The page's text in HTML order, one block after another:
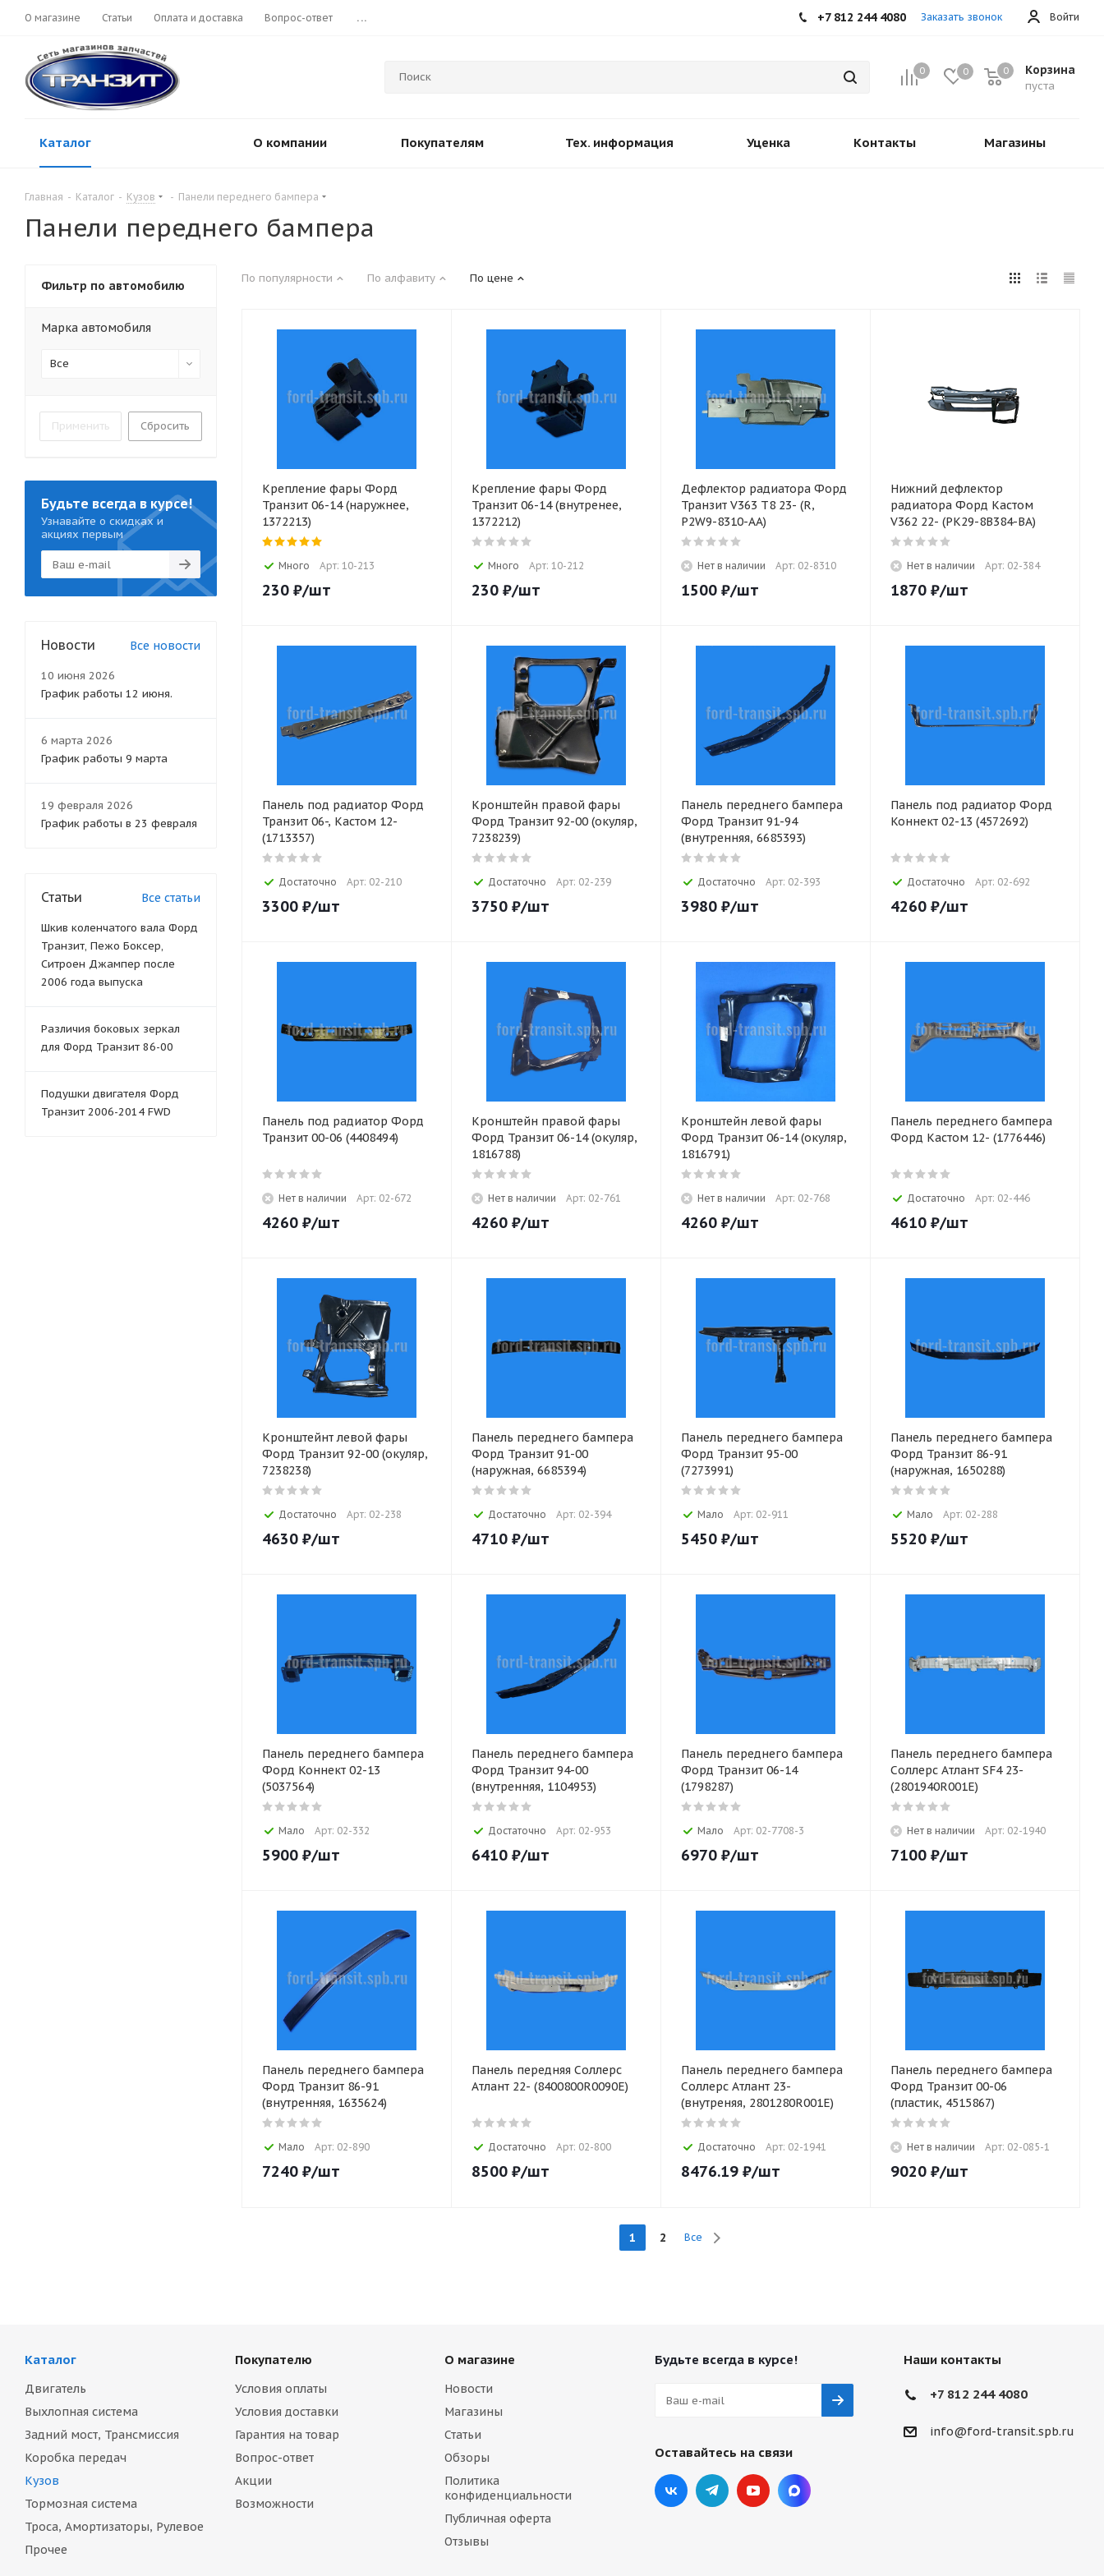
О магазине Статьи Оплата и доставка Вопрос-ответ ... Войти
+7 812 244 4080 Заказать звонок
0 0 Корзина
пуста
0
Каталог О компании Покупателям Тех. информация Уценка Контакты Магазины
Главная - Каталог - Кузов - Панели переднего бампера
Панели переднего бампера
По популярности По алфавиту По цене
Крепление фары Форд
Транзит 06-14 (наружнее,
1372213)
Много Арт: 10-213
230 ₽/шт
Крепление фары Форд
Транзит 06-14 (внутренее,
1372212)
Много Арт: 10-212
230 ₽/шт
Дефлектор радиатора Форд
Транзит V363 T8 23- (R,
P2W9-8310-AA)
Нет в наличии Арт: 02-8310
1500 ₽/шт
Нижний дефлектор
радиатора Форд Кастом
V362 22- (PK29-8B384-BA)
Нет в наличии Арт: 02-384
1870 ₽/шт
Панель под радиатор Форд
Транзит 06-, Кастом 12-
(1713357)
Достаточно Арт: 02-210
3300 ₽/шт
Кронштейн правой фары
Форд Транзит 92-00 (окуляр,
7238239)
Достаточно Арт: 02-239
3750 ₽/шт
Панель переднего бампера
Форд Транзит 91-94
(внутренняя, 6685393)
Достаточно Арт: 02-393
3980 ₽/шт
Панель под радиатор Форд
Коннект 02-13 (4572692)
Достаточно Арт: 02-692
4260 ₽/шт
Панель под радиатор Форд
Транзит 00-06 (4408494)
Нет в наличии Арт: 02-672
4260 ₽/шт
Кронштейн правой фары
Форд Транзит 06-14 (окуляр,
1816788)
Нет в наличии Арт: 02-761
4260 ₽/шт
Кронштейн левой фары
Форд Транзит 06-14 (окуляр,
1816791)
Нет в наличии Арт: 02-768
4260 ₽/шт
Панель переднего бампера
Форд Кастом 12- (1776446)
Достаточно Арт: 02-446
4610 ₽/шт
Кронштейнт левой фары
Форд Транзит 92-00 (окуляр,
7238238)
Достаточно Арт: 02-238
4630 ₽/шт
Панель переднего бампера
Форд Транзит 91-00
(наружная, 6685394)
Достаточно Арт: 02-394
4710 ₽/шт
Панель переднего бампера
Форд Транзит 95-00
(7273991)
Мало Арт: 02-911
5450 ₽/шт
Панель переднего бампера
Форд Транзит 86-91
(наружная, 1650288)
Мало Арт: 02-288
5520 ₽/шт
Панель переднего бампера
Форд Коннект 02-13
(5037564)
Мало Арт: 02-332
5900 ₽/шт
Панель переднего бампера
Форд Транзит 94-00
(внутренняя, 1104953)
Достаточно Арт: 02-953
6410 ₽/шт
Панель переднего бампера
Форд Транзит 06-14
(1798287)
Мало Арт: 02-7708-3
6970 ₽/шт
Панель переднего бампера
Соллерс Атлант SF4 23-
(2801940R001E)
Нет в наличии Арт: 02-1940
7100 ₽/шт
Панель переднего бампера
Форд Транзит 86-91
(внутренняя, 1635624)
Мало Арт: 02-890
7240 ₽/шт
Панель передняя Соллерс
Атлант 22- (8400800R0090E)
Достаточно Арт: 02-800
8500 ₽/шт
Панель переднего бампера
Соллерс Атлант 23-
(внутреняя, 2801280R001E)
Достаточно Арт: 02-1941
8476.19 ₽/шт
Панель переднего бампера
Форд Транзит 00-06
(пластик, 4515867)
Нет в наличии Арт: 02-085-1
9020 ₽/шт
1 2 Все
Фильтр по автомобилю
Марка автомобиля
Все
Применить Сбросить
Будьте всегда в курсе!
Узнавайте о скидках и
акциях первым
Новости Все новости
10 июня 2026
График работы 12 июня.
6 марта 2026
График работы 9 марта
19 февраля 2026
График работы в 23 февраля
Статьи Все статьи
Шкив коленчатого вала Форд
Транзит, Пежо Боксер,
Ситроен Джампер после
2006 года выпуска
Различия боковых зеркал
для Форд Транзит 86-00
Подушки двигателя Форд
Транзит 2006-2014 FWD
Каталог
Двигатель
Выхлопная система
Задний мост, Трансмиссия
Коробка передач
Кузов
Тормозная система
Троса, Амортизаторы, Рулевое
Прочее
Покупателю
Условия оплаты
Условия доставки
Гарантия на товар
Вопрос-ответ
Акции
Возможности
О магазине
Новости
Магазины
Статьи
Обзоры
Политика
конфиденциальности
Публичная оферта
Отзывы
Будьте всегда в курсе!
Оставайтесь на связи
Наши контакты
+7 812 244 4080
info@ford-transit.spb.ru